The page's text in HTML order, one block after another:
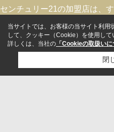
センチュリー21の加盟店は、
当サイトでは、お客様の当サイト利用
して、クッキー（Cookie）を使用して
詳しくは、当社の 「Cookieの取扱いに
閉